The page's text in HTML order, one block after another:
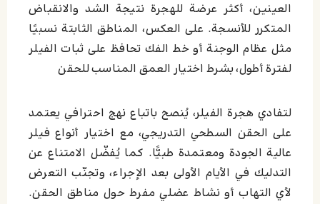
العينين، أكثر عرضة للهجرة نتيجة الشد والانقباض
المتكرر للأنسجة. على العكس، المناطق الثابتة نسبيًا
مثل عظام الوجنة أو خط الفك تحافظ على ثبات الفيلر
لفترة أطول، بشرط اختيار العمق المناسب للحقن
لتفادي هجرة الفيلر، يُنصح باتباع نهج احترافي يعتمد
على الحقن السطحي التدريجي، مع اختيار أنواع فيلر
عالية الجودة ومعتمدة طبيًّا. كما يُفضّل الامتناع عن
التدليك في الأيام الأولى بعد الإجراء، وتجنّب التعرض
لأي التهاب أو نشاط عضلي مفرط حول مناطق الحقن.